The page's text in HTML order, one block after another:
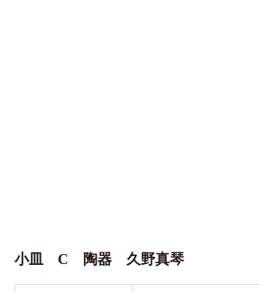
小皿 C 陶器 久野真琴